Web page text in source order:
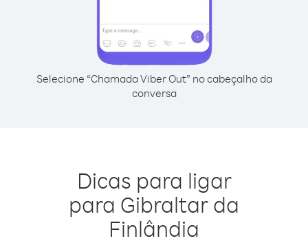
Selecione “Chamada Viber Out” no cabeçalho da
conversa
Dicas para ligar
para Gibraltar da
Finlândia